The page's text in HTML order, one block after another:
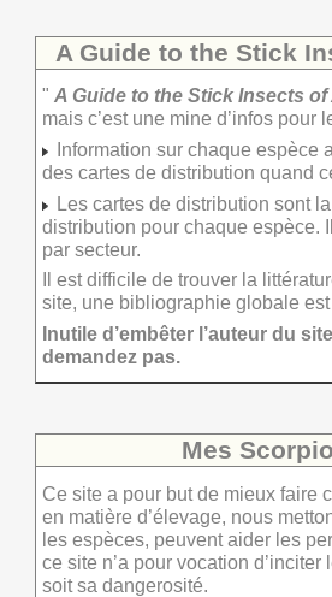
A Guide to the Stick
" A Guide to the Stick Insects
mais c’est une mine d’infos pour
Information sur chaque espèce
des cartes de distribution quand
Les cartes de distribution sont
distribution pour chaque espèce.
par secteur.
Il est difficile de trouver la
site, une bibliographie globale
Inutile d’embêter l’auteur du
demandez pas.
Mes
Ce site a pour but de mieux faire
en matière d’élevage, nous
les espèces, peuvent aider les
ce site n’a pour vocation
soit sa dangerosité.